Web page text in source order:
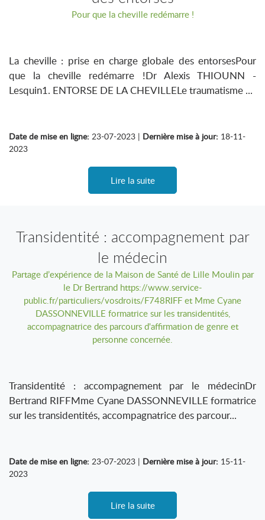
Pour que la cheville redémarre !
La cheville : prise en charge globale des entorsesPour
que la cheville redémarre !Dr Alexis THIOUNN -
Lesquin1. ENTORSE DE LA CHEVILLELe traumatisme ...
Date de mise en ligne: 23-07-2023 | Dernière mise à jour: 18-11-
2023
Lire la suite
Transidentité : accompagnement par
le médecin
Partage d’expérience de la Maison de Santé de Lille Moulin par
le Dr Bertrand https://www.service-
public.fr/particuliers/vosdroits/F748RIFF et Mme Cyane
DASSONNEVILLE formatrice sur les transidentités,
accompagnatrice des parcours d'affirmation de genre et
personne concernée.
Transidentité : accompagnement par le médecinDr
Bertrand RIFFMme Cyane DASSONNEVILLE formatrice
sur les transidentités, accompagnatrice des parcour...
Date de mise en ligne: 23-07-2023 | Dernière mise à jour: 15-11-
2023
Lire la suite